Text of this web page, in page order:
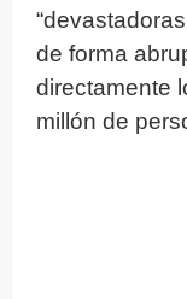
de forma
directamente
millón de